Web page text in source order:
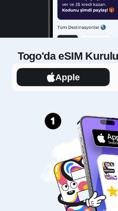
Togo'da eSIM
Apple